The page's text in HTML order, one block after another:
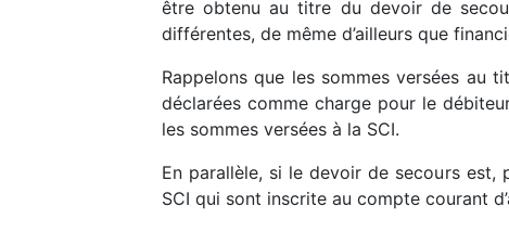
être obtenu au titre du devoir de
différentes, de même d’ailleurs que
Rappelons que les sommes versées au
déclarées comme charge pour le
les sommes versées à la SCI.
En parallèle, si le devoir de secours est,
SCI qui sont inscrite au compte courant